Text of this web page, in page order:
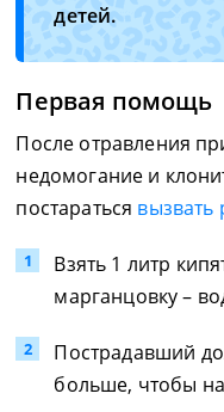
детей.
Первая помощь
После отравления
недомогание и
постараться вызвать
Взять 1 литр
марганцовку –
Пострадавший
больше, чтобы